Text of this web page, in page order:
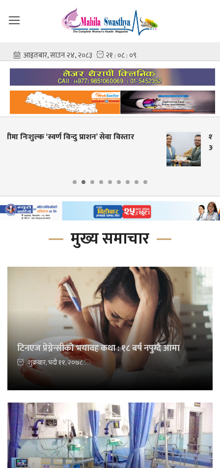
शहीद गंगालाल राष्ट्रिय हृदय केन्द्रको निर्देशकमा प्रा. डा.
मुख्य समाचार
टिनएज प्रेग्नेन्सीको भयावह कथा : १८ बर्ष नपुग्दै आमा
शुक्रबार, भदौ ११, २०७८